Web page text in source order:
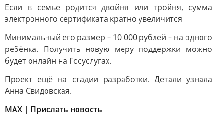
Если в семье родится двойня или тройня, сумма
электронного сертификата кратно увеличится
Минимальный его размер – 10 000 рублей – на одного
ребёнка. Получить новую меру поддержки можно
будет онлайн на Госуслугах.
Проект ещё на стадии разработки. Детали узнала
Анна Свидовская.
MAX | Прислать новость